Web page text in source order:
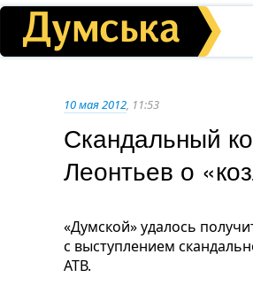
10 мая 2012, 11:53
Скандальный
Леонтьев о
«Думской» удалось
с выступлением
АТВ.